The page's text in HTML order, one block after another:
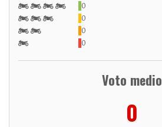
0
0
0
0
Voto medio
0